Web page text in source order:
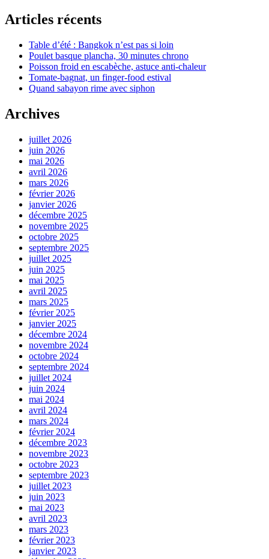
Articles récents
Table d’été : Bangkok n’est pas si loin
Poulet basque plancha, 30 minutes chrono
Poisson froid en escabèche, astuce anti-chaleur
Tomate-bagnat, un finger-food estival
Quand sabayon rime avec siphon
Archives
juillet 2026
juin 2026
mai 2026
avril 2026
mars 2026
février 2026
janvier 2026
décembre 2025
novembre 2025
octobre 2025
septembre 2025
juillet 2025
juin 2025
mai 2025
avril 2025
mars 2025
février 2025
janvier 2025
décembre 2024
novembre 2024
octobre 2024
septembre 2024
juillet 2024
juin 2024
mai 2024
avril 2024
mars 2024
février 2024
décembre 2023
novembre 2023
octobre 2023
septembre 2023
juillet 2023
juin 2023
mai 2023
avril 2023
mars 2023
février 2023
janvier 2023